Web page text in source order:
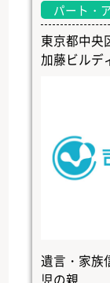
パート・
東京都中
加藤ビルデ
遺言・家族